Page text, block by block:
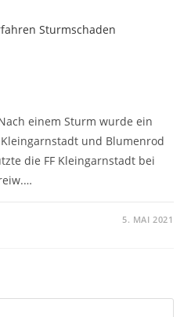
einem Sturm wurde ein
und Blumenrod
die FF Kleingarnstadt bei
5. MAI 2021